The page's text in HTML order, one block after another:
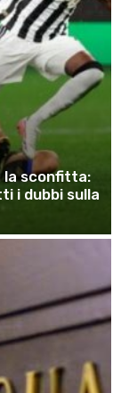
la sconfitta:
i dubbi sulla